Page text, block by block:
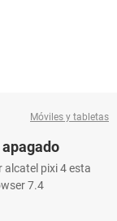
Móviles y tabletas
alcatel pixi 4 esta
7.4